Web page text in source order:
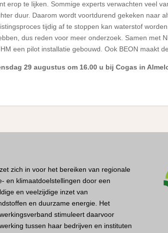
erop te lijken. Sommige experts verwachten veel
duur. Daarom wordt voortdurend gekeken naar
tijdig af te stoppen kan waterstof
dus reden voor meer onderzoek. Samen met
een pilot installatie gebouwd. Ook BEON maakt
29 augustus om 16.00 u bij Cogas in
zich in voor het bereiken van regionale
en klimaatdoelstellingen door een
en veelzijdige inzet van
en duurzame energie. Het
stimuleert daarvoor
tussen haar bedrijven en instituten